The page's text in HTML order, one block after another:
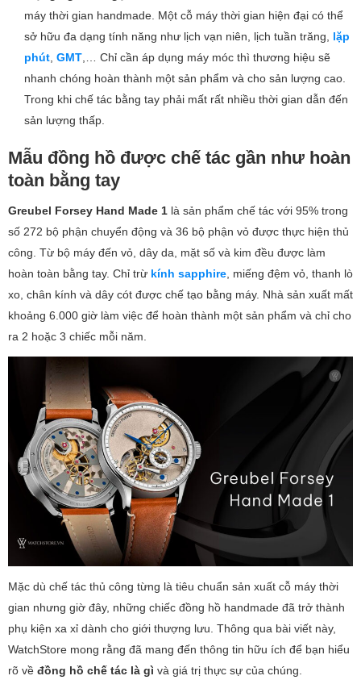
máy thời gian handmade. Một cỗ máy thời gian hiện đại có thể
sở hữu đa dạng tính năng như lịch vạn niên, lịch tuần trăng, lặp
phút GMT ,… Chỉ cần áp dụng máy móc thì thương hiệu sẽ
nhanh chóng hoàn thành một sản phẩm và cho sản lượng cao.
Trong khi chế tác bằng tay phải mất rất nhiều thời gian dẫn đến
sản lượng thấp.
Mẫu đồng hồ được chế tác gần như hoàn
toàn bằng tay
Greubel Forsey Hand Made 1 là sản phẩm chế tác với 95% trong
số 272 bộ phận chuyển động và 36 bộ phận vỏ được thực hiện thủ
công. Từ bộ máy đến vỏ, dây da, mặt số và kim đều được làm
hoàn toàn bằng tay. Chỉ trừ kính sapphire , miếng đệm vỏ, thanh lò
xo, chân kính và dây cót được chế tạo bằng máy. Nhà sản xuất mất
khoảng 6.000 giờ làm việc để hoàn thành một sản phẩm và chỉ cho
ra 2 hoặc 3 chiếc mỗi năm.
Mặc dù chế tác thủ công từng là tiêu chuẩn sản xuất cỗ máy thời
gian nhưng giờ đây, những chiếc đồng hồ handmade đã trở thành
phụ kiện xa xỉ dành cho giới thượng lưu. Thông qua bài viết này,
WatchStore mong rằng đã mang đến thông tin hữu ích để bạn hiểu
rõ về đồng hồ chế tác là gì và giá trị thực sự của chúng.